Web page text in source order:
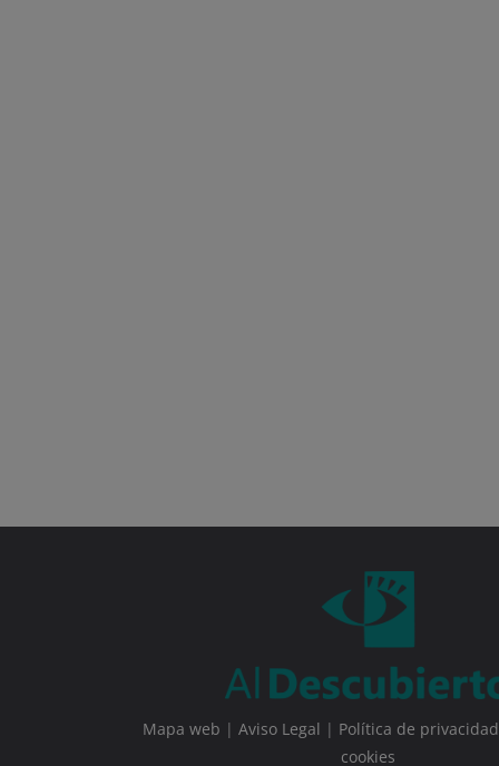
Mapa web | Aviso Legal | Política de privacidad
cookies